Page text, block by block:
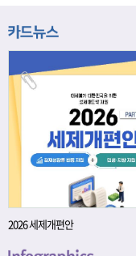
니다. 배움이 쌓이는 시간, 인적자
가는 과정입니다. 수업을 통해 배
지식, 친구들과의 협업, 다양한 활
얻는 문제 해결 경험은 모두 개인의
로 축적됩니다. 경제학에서는 이.......
2026 세제개편안